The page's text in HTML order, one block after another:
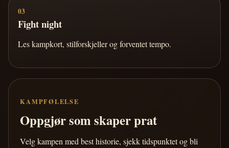
03
Fight night
Les kampkort, stilforskjeller og forventet tempo.
KAMPFØLELSE
Oppgjør som skaper prat
Velg kampen med best historie, sjekk tidspunktet og bli